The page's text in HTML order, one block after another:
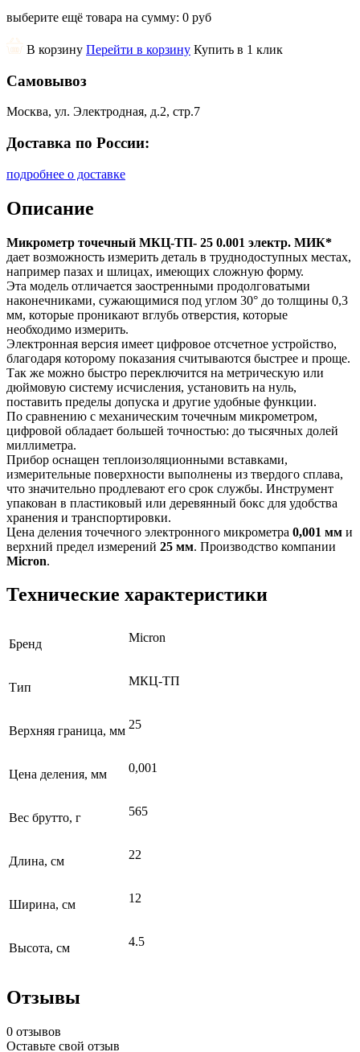
выберите ещё товара на сумму: 0 руб
В корзину Перейти в корзину Купить в 1 клик
Самовывоз
Москва, ул. Электродная, д.2, стр.7
Доставка по России:
подробнее о доставке
Описание
Микрометр точечный МКЦ-ТП- 25 0.001 электр. МИК*
дает возможность измерить деталь в труднодоступных местах,
например пазах и шлицах, имеющих сложную форму.
Эта модель отличается заостренными продолговатыми
наконечниками, сужающимися под углом 30° до толщины 0,3
мм, которые проникают вглубь отверстия, которые
необходимо измерить.
Электронная версия имеет цифровое отсчетное устройство,
благодаря которому показания считываются быстрее и проще.
Так же можно быстро переключится на метрическую или
дюймовую систему исчисления, установить на нуль,
поставить пределы допуска и другие удобные функции.
По сравнению с механическим точечным микрометром,
цифровой обладает большей точностью: до тысячных долей
миллиметра.
Прибор оснащен теплоизоляционными вставками,
измерительные поверхности выполнены из твердого сплава,
что значительно продлевают его срок службы. Инструмент
упакован в пластиковый или деревянный бокс для удобства
хранения и транспортировки.
Цена деления точечного электронного микрометра 0,001 мм и
верхний предел измерений 25 мм. Производство компании
Micron.
Технические характеристики
Бренд Micron
Тип МКЦ-ТП
Верхняя граница, мм 25
Цена деления, мм 0,001
Вес брутто, г 565
Длина, см 22
Ширина, см 12
Высота, см 4.5
Отзывы
0 отзывов
Оставьте свой отзыв